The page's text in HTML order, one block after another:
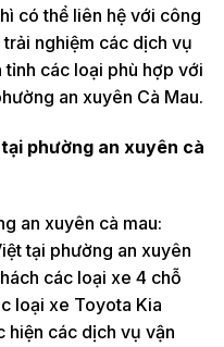
có thể liên hệ với công
nghiệm các dịch vụ
các loại phù hợp với
an xuyên Cà Mau.
phường an xuyên cà
an xuyên cà mau:
tại phường an xuyên
các loại xe 4 chỗ
loại xe Toyota Kia
hiện các dịch vụ vận